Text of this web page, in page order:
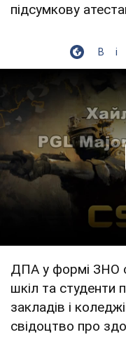
підсумкову
ДПА у формі ЗНО
шкіл та студенти
закладів і
свідоцтво про